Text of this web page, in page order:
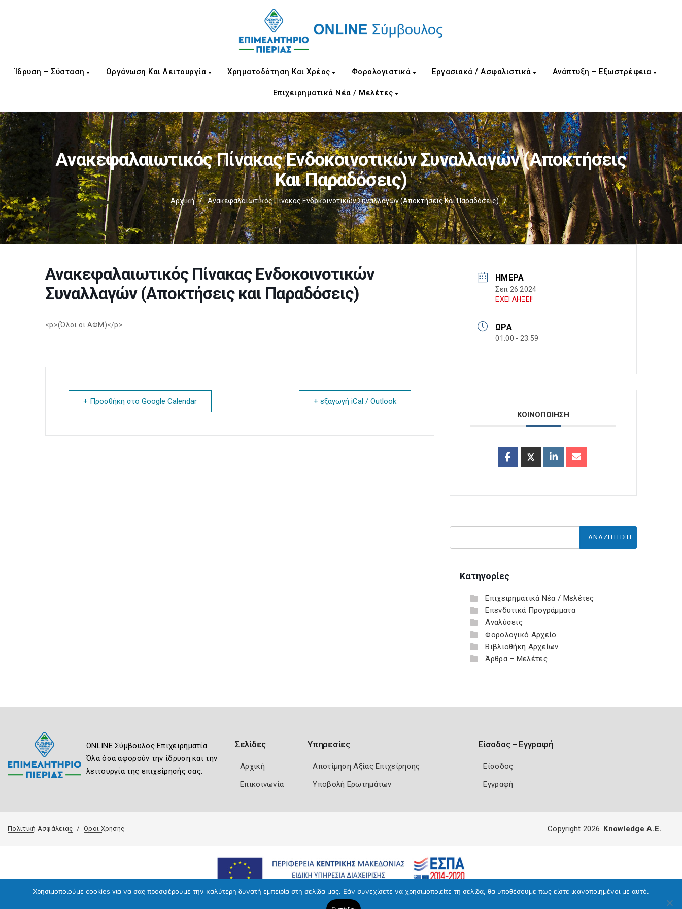
Ίδρυση – Σύσταση Οργάνωση Και Λειτουργία Χρηματοδότηση Και Χρέος Φορολογιστικά Εργασιακά / Ασφαλιστικά Ανάπτυξη – Εξωστρέφεια
Επιχειρηματικά Νέα / Μελέτες
Ανακεφαλαιωτικός Πίνακας Ενδοκοινοτικών Συναλλαγών (Αποκτήσεις
Και Παραδόσεις)
Αρχική / Ανακεφαλαιωτικός Πίνακας Ενδοκοινοτικών Συναλλαγών (Αποκτήσεις Και Παραδόσεις) /
Ανακεφαλαιωτικός Πίνακας Ενδοκοινοτικών
Συναλλαγών (Αποκτήσεις και Παραδόσεις)
<p>(Όλοι οι ΑΦΜ)</p>
+ Προσθήκη στο Google Calendar + εξαγωγή iCal / Outlook
ΗΜΈΡΑ
Σεπ 26 2024
ΕΧΕΙ ΛΗΞΕΙ!
ΏΡΑ
01:00 - 23:59
ΚΟΙΝΟΠΟΙΗΣΗ
Κατηγορίες
Επιχειρηματικά Νέα / Μελέτες
Επενδυτικά Προγράμματα
Αναλύσεις
Φορολογικό Αρχείο
Βιβλιοθήκη Αρχείων
Άρθρα – Μελέτες
ONLINE Σύμβουλος Επιχειρηματία
Όλα όσα αφορούν την ίδρυση και την
λειτουργία της επιχείρησής σας.
Σελίδες
Αρχική
Επικοινωνία
Υπηρεσίες
Αποτίμηση Αξίας Επιχείρησης
Υποβολή Ερωτημάτων
Είσοδος – Εγγραφή
Είσοδος
Εγγραφή
Πολιτική Ασφάλειας Όροι Χρήσης
Χρησιμοποιούμε cookies για να σας προσφέρουμε την καλύτερη δυνατή εμπειρία στη σελίδα μας. Εάν συνεχίσετε να χρησιμοποιείτε τη σελίδα, θα υποθέσουμε πως είστε ικανοποιημένοι με αυτό.
Copyright 2026 Knowledge A.E.